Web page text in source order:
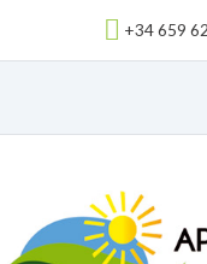
+34 659